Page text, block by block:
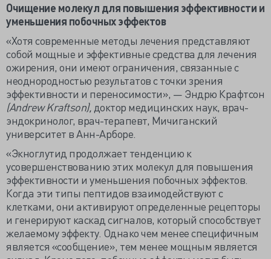
Очищение молекул для повышения эффективности и
уменьшения побочных эффектов
«Хотя современные методы лечения представляют
собой мощные и эффективные средства для лечения
ожирения, они имеют ограничения, связанные с
неоднородностью результатов с точки зрения
эффективности и переносимости», — Эндрю Крафтсон
(Andrew Kraftson), доктор медицинских наук, врач-
эндокринолог, врач-терапевт, Мичиганский
университет в Анн-Арборе.
«Экноглутид продолжает тенденцию к
усовершенствованию этих молекул для повышения
эффективности и уменьшения побочных эффектов.
Когда эти типы пептидов взаимодействуют с
клетками, они активируют определенные рецепторы
и генерируют каскад сигналов, который способствует
желаемому эффекту. Однако чем менее специфичным
является «сообщение», тем менее мощным является